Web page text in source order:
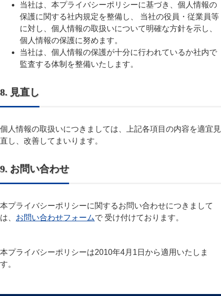
当社は、本プライバシーポリシーに基づき、個人情報の
保護に関する社内規定を整備し、 当社の役員・従業員等
に対し、個人情報の取扱いについて明確な方針を示し、
個人情報の保護に努めます。
当社は、個人情報の保護が十分に行われているか社内で
監査する体制を整備いたします。
8. 見直し
個人情報の取扱いにつきましては、上記各項目の内容を適宜見
直し、改善してまいります。
9. お問い合わせ
本プライバシーポリシーに関するお問い合わせにつきまして
は、 お問い合わせフォームで 受け付けております。
本プライバシーポリシーは2010年4月1日から適用いたしま
す。